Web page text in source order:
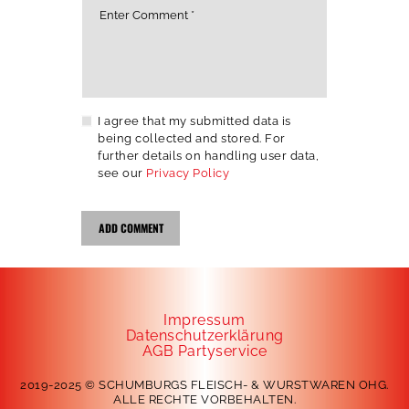
I agree that my submitted data is
being collected and stored. For
further details on handling user data,
see our Privacy Policy
Impressum
Datenschutzerklärung
AGB Partyservice
2019-2025 © SCHUMBURGS FLEISCH- & WURSTWAREN OHG.
ALLE RECHTE VORBEHALTEN.